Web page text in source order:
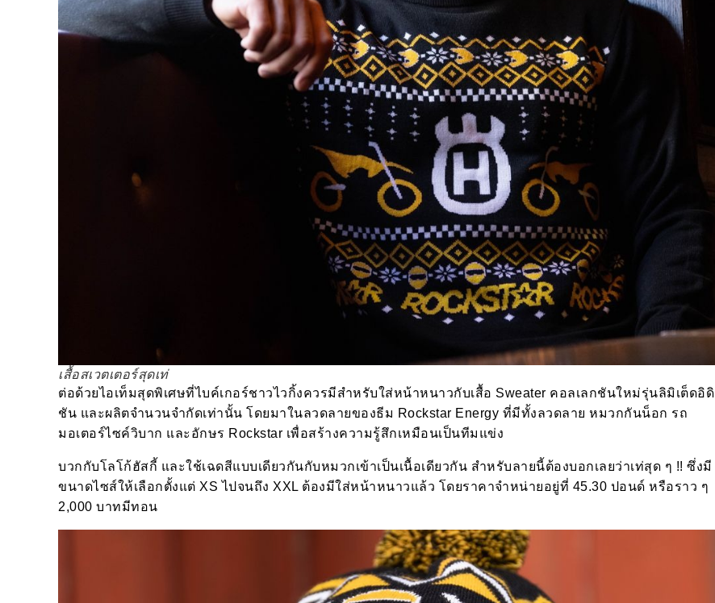
เสื้อสเวตเตอร์สุดเท่
ต่อด้วยไอเท็มสุดพิเศษที่ไบค์เกอร์ชาวไวกิ้งควรมีสำหรับใส่หน้าหนาวกับเสื้อ Sweater คอลเลกชันใหม่รุ่นลิมิเต็ดอิดิ
ชัน และผลิตจำนวนจำกัดเท่านั้น โดยมาในลวดลายของธีม Rockstar Energy ที่มีทั้งลวดลาย หมวกกันน็อก รถ
มอเตอร์ไซค์วิบาก และอักษร Rockstar เพื่อสร้างความรู้สึกเหมือนเป็นทีมแข่ง
บวกกับโลโก้ฮัสกี้ และใช้เฉดสีแบบเดียวกันกับหมวกเข้าเป็นเนื้อเดียวกัน สำหรับลายนี้ต้องบอกเลยว่าเท่สุด ๆ !! ซึ่งมี
ขนาดไซส์ให้เลือกตั้งแต่ XS ไปจนถึง XXL ต้องมีใส่หน้าหนาวแล้ว โดยราคาจำหน่ายอยู่ที่ 45.30 ปอนด์ หรือราว ๆ
2,000 บาทมีทอน